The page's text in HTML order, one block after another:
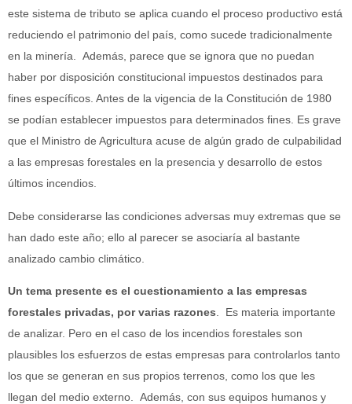
este sistema de tributo se aplica cuando el proceso productivo está
reduciendo el patrimonio del país, como sucede tradicionalmente
en la minería. Además, parece que se ignora que no puedan
haber por disposición constitucional impuestos destinados para
fines específicos. Antes de la vigencia de la Constitución de 1980
se podían establecer impuestos para determinados fines. Es grave
que el Ministro de Agricultura acuse de algún grado de culpabilidad
a las empresas forestales en la presencia y desarrollo de estos
últimos incendios.
Debe considerarse las condiciones adversas muy extremas que se
han dado este año; ello al parecer se asociaría al bastante
analizado cambio climático.
Un tema presente es el cuestionamiento a las empresas
forestales privadas, por varias razones . Es materia importante
de analizar. Pero en el caso de los incendios forestales son
plausibles los esfuerzos de estas empresas para controlarlos tanto
los que se generan en sus propios terrenos, como los que les
llegan del medio externo. Además, con sus equipos humanos y